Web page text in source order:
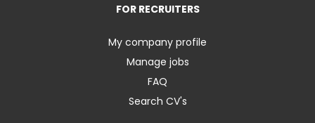
FOR RECRUITERS
My company profile
Manage jobs
FAQ
Search CV's